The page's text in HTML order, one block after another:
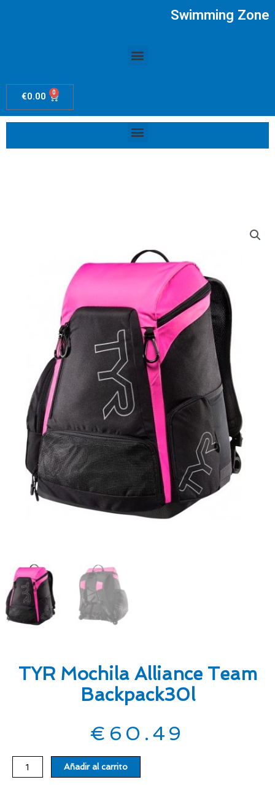
Swimming Zone
Menú
€0.00 0 Carrito
Menú
TYR Mochila Alliance Team
Backpack30l
€ 60.49
TYR
Mochila
Añadir al carrito